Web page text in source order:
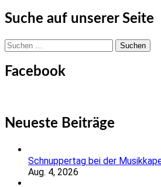
Suche auf unserer Seite
Suchen
nach:
Facebook
Neueste Beiträge
Schnuppertag bei der
Aug. 4, 2026